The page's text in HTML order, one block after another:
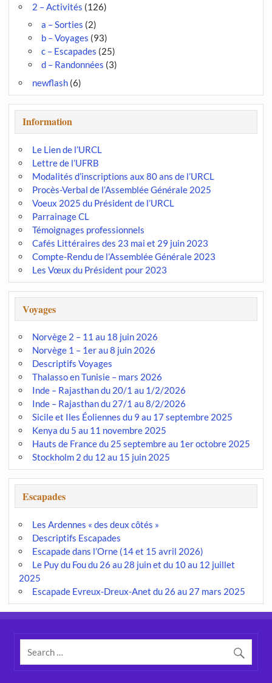
2 – Activités (126)
a – Sorties (2)
b – Voyages (93)
c – Escapades (25)
d – Randonnées (3)
newflash(6)
Information
Le Lien de l’URCL
Lettre de l’UFRB
Modalités d’inscriptions aux 80 ans de l’URCL
Procès-Verbal de l’Assemblée Générale 2025
Voeux 2025 du Président de l’URCL
Parrainage CL
Témoignages professionnels
Cafés Littéraires des 23 mai et 29 juin 2023
Compte-Rendu de l’Assemblée Générale 2023
Les Vœux du Président pour 2023
Voyages
Norvège 2 – 11 au 18 juin 2026
Norvège 1 – 1er au 8 juin 2026
Descriptifs Voyages
Thalasso en Tunisie – mars 2026
Inde – Rajasthan du 20/1 au 1/2/2026
Inde – Rajasthan du 27/1 au 8/2/2026
Sicile et Iles Éoliennes du 9 au 17 septembre 2025
Kenya du 5 au 11 novembre 2025
Hauts de France du 25 septembre au 1er octobre 2025
Stockholm 2 du 12 au 15 juin 2025
Escapades
Les Ardennes « des deux côtés »
Descriptifs Escapades
Escapade dans l’Orne (14 et 15 avril 2026)
Le Puy du Fou du 26 au 28 juin et du 10 au 12 juillet
2025
Escapade Evreux-Dreux-Anet du 26 au 27 mars 2025